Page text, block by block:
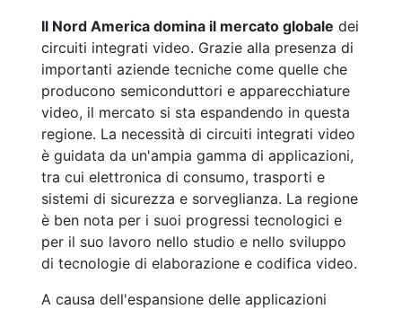
Il Nord America domina il mercato globale dei
circuiti integrati video. Grazie alla presenza di
importanti aziende tecniche come quelle che
producono semiconduttori e apparecchiature
video, il mercato si sta espandendo in questa
regione. La necessità di circuiti integrati video
è guidata da un'ampia gamma di applicazioni,
tra cui elettronica di consumo, trasporti e
sistemi di sicurezza e sorveglianza. La regione
è ben nota per i suoi progressi tecnologici e
per il suo lavoro nello studio e nello sviluppo
di tecnologie di elaborazione e codifica video.
A causa dell'espansione delle applicazioni